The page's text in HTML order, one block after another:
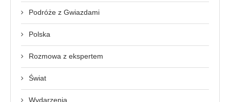
Podróże z Gwiazdami
Polska
Rozmowa z ekspertem
Świat
Wydarzenia